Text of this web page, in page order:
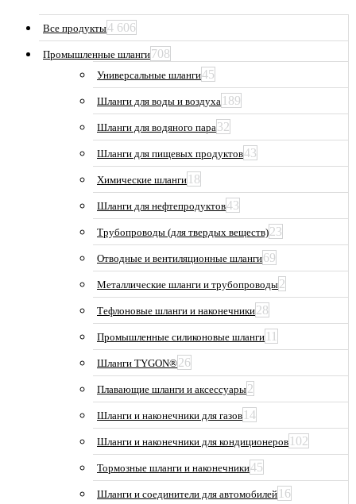
Все продукты4 606
Промышленные шланги708
Универсальные шланги45
Шланги для воды и воздуха 189
Шланги для водяного пара32
Шланги для пищевых продуктов43
Химические шланги 18
Шланги для нефтепродуктов43
Трубопроводы (для твердых веществ)23
Отводные и вентиляционные шланги69
Металлические шланги и трубопроводы2
Тефлоновые шланги и наконечники28
Промышленные силиконовые шланги 11
Шланги TYGON®26
Плавающие шланги и аксессуары2
Шланги и наконечники для газов 14
Шланги и наконечники для кондиционеров 102
Тормозные шланги и наконечники45
Шланги и соединители для автомобилей 16